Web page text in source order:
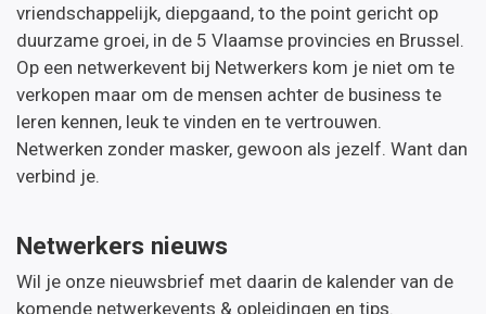
vriendschappelijk, diepgaand, to the point gericht op
duurzame groei, in de 5 Vlaamse provincies en Brussel.
Op een netwerkevent bij Netwerkers kom je niet om te
verkopen maar om de mensen achter de business te
leren kennen, leuk te vinden en te vertrouwen.
Netwerken zonder masker, gewoon als jezelf. Want dan
verbind je.
Netwerkers nieuws
Wil je onze nieuwsbrief met daarin de kalender van de
komende netwerkevents & opleidingen en tips.